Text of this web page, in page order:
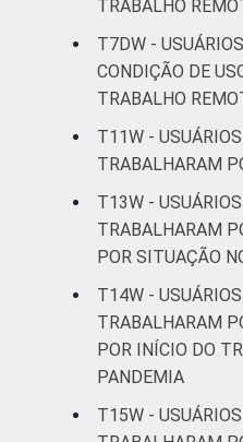
TRABALHO
T7DW -
CONDIÇÃO DE
TRABALHO
T11W -
TRABALHARAM
T13W -
TRABALHARAM
POR SITUAÇÃO
T14W -
TRABALHARAM
POR INÍCIO DO
PANDEMIA
T15W -